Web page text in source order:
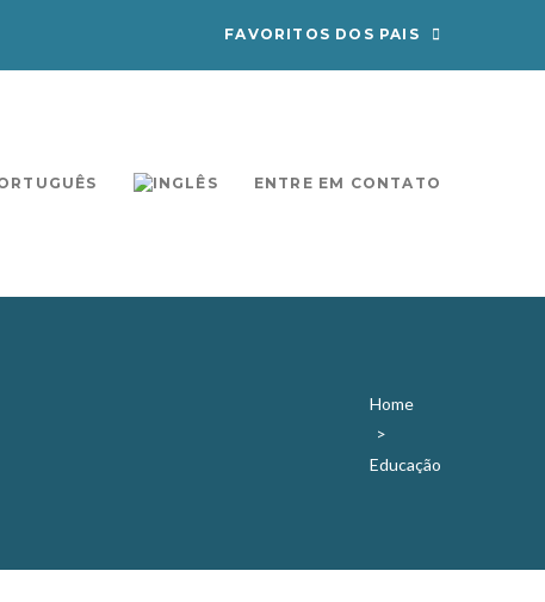
FAVORITOS DOS PAIS
ENTRE EM CONTATO
Home
>
Educação